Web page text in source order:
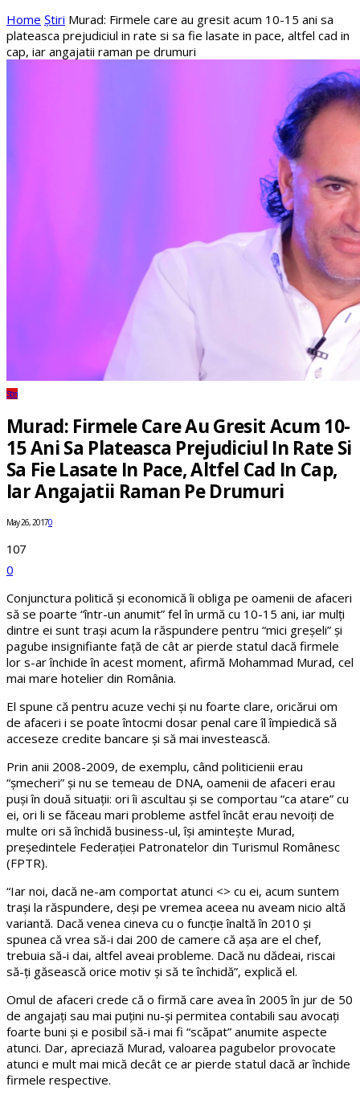
Home Știri Murad: Firmele care au gresit acum 10-15 ani sa
plateasca prejudiciul in rate si sa fie lasate in pace, altfel cad in
cap, iar angajatii raman pe drumuri
Știri
Murad: Firmele Care Au Gresit Acum 10-
15 Ani Sa Plateasca Prejudiciul In Rate Si
Sa Fie Lasate In Pace, Altfel Cad In Cap,
Iar Angajatii Raman Pe Drumuri
May 26, 20170
107
0
Conjunctura politică și economică îi obliga pe oamenii de afaceri
să se poarte “într-un anumit” fel în urmă cu 10-15 ani, iar mulți
dintre ei sunt trași acum la răspundere pentru “mici greșeli” și
pagube insignifiante față de cât ar pierde statul dacă firmele
lor s-ar închide în acest moment, afirmă Mohammad Murad, cel
mai mare hotelier din România.
El spune că pentru acuze vechi și nu foarte clare, oricărui om
de afaceri i se poate întocmi dosar penal care îl împiedică să
acceseze credite bancare și să mai investească.
Prin anii 2008-2009, de exemplu, când politicienii erau
“șmecheri” și nu se temeau de DNA, oamenii de afaceri erau
puși în două situații: ori îi ascultau și se comportau “ca atare” cu
ei, ori li se făceau mari probleme astfel încât erau nevoiți de
multe ori să închidă business-ul, își amintește Murad,
președintele Federației Patronatelor din Turismul Românesc
(FPTR).
“Iar noi, dacă ne-am comportat atunci <> cu ei, acum suntem
trași la răspundere, deși pe vremea aceea nu aveam nicio altă
variantă. Dacă venea cineva cu o funcție înaltă în 2010 și
spunea că vrea să-i dai 200 de camere că așa are el chef,
trebuia să-i dai, altfel aveai probleme. Dacă nu dădeai, riscai
să-ți găsească orice motiv și să te închidă”, explică el.
Omul de afaceri crede că o firmă care avea în 2005 în jur de 50
de angajați sau mai puțini nu-și permitea contabili sau avocați
foarte buni și e posibil să-i mai fi “scăpat” anumite aspecte
atunci. Dar, apreciază Murad, valoarea pagubelor provocate
atunci e mult mai mică decât ce ar pierde statul dacă ar închide
firmele respective.